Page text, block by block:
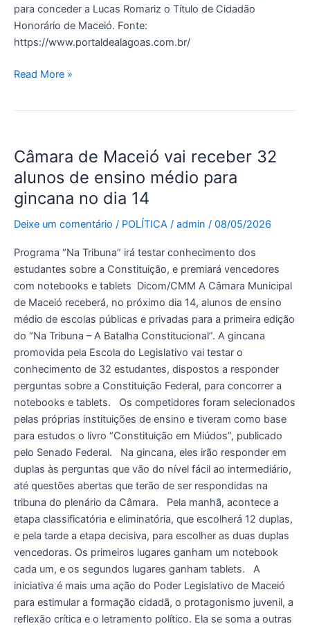
para conceder a Lucas Romariz o Título de Cidadão
Honorário de Maceió. Fonte:
https://www.portaldealagoas.com.br/
Read More »
Câmara de Maceió vai receber 32
alunos de ensino médio para
gincana no dia 14
Deixe um comentário / POLÍTICA / admin / 08/05/2026
Programa “Na Tribuna” irá testar conhecimento dos
estudantes sobre a Constituição, e premiará vencedores
com notebooks e tablets Dicom/CMM A Câmara Municipal
de Maceió receberá, no próximo dia 14, alunos de ensino
médio de escolas públicas e privadas para a primeira edição
do “Na Tribuna – A Batalha Constitucional”. A gincana
promovida pela Escola do Legislativo vai testar o
conhecimento de 32 estudantes, dispostos a responder
perguntas sobre a Constituição Federal, para concorrer a
notebooks e tablets. Os competidores foram selecionados
pelas próprias instituições de ensino e tiveram como base
para estudos o livro “Constituição em Miúdos”, publicado
pelo Senado Federal. Na gincana, eles irão responder em
duplas às perguntas que vão do nível fácil ao intermediário,
até questões abertas que terão de ser respondidas na
tribuna do plenário da Câmara. Pela manhã, acontece a
etapa classificatória e eliminatória, que escolherá 12 duplas,
e pela tarde a etapa decisiva, para escolher as duas duplas
vencedoras. Os primeiros lugares ganham um notebook
cada um, e os segundos lugares ganham tablets. A
iniciativa é mais uma ação do Poder Legislativo de Maceió
para estimular a formação cidadã, o protagonismo juvenil, a
reflexão crítica e o letramento político. Ela se soma a outras
de
Maceió
vai
receber
32
de
ensino
médio
para
gincana
no
dia
14